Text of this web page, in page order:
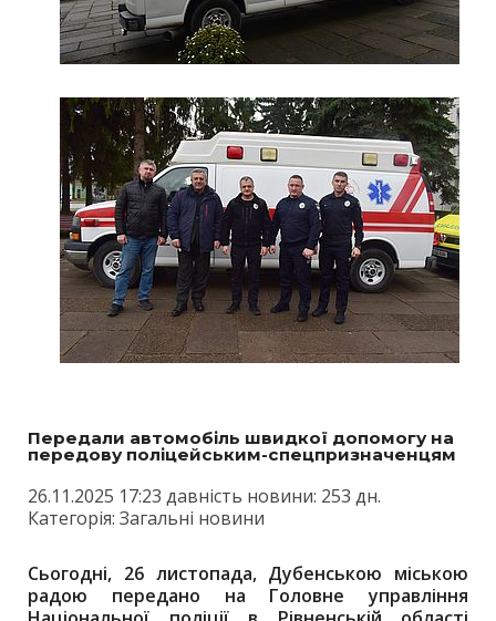
Передали автомобіль швидкої допомогу на
передову поліцейським-спецпризначенцям
26.11.2025 17:23 давність новини: 253 дн.
Категорія: Загальні новини
Сьогодні, 26 листопада, Дубенською міською
радою передано на Головне управління